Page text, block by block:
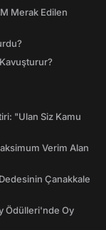
Merak Edilen
"Ulan Siz Kamu
Verim Alan
Çanakkale
Ödülleri'nde Oy